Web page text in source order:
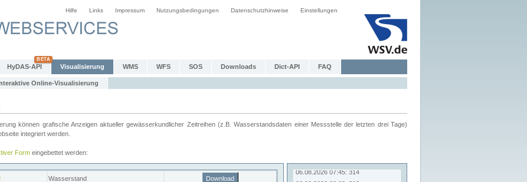
Hilfe Links Impressum Nutzungsbedingungen Datenschutzhinweise Einstellungen
HyDAS-API Visualisierung WMS WFS SOS Downloads Dict-API FAQ
Online-Visualisierung
können grafische Anzeigen aktueller gewässerkundlicher Zeitreihen (z.B. Wasserstandsdaten einer Messstelle der letzten drei Tage)
integriert werden.
Form eingebettet werden: